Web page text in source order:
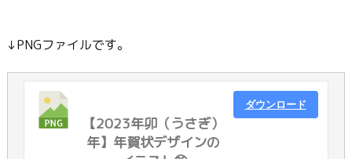
↓PNGファイルです。
【2023年卯（うさぎ）
年】年賀状デザインの
ダウンロード